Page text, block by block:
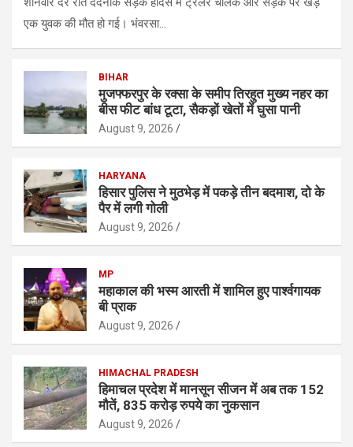
एक युवक की मौत हो गई। भंवरसा…
BIHAR
मुजफ्फरपुर के रक्सा के समीप तिरहुत मुख्य नहर का
बीस फीट बांध टूटा, सैकड़ों खेतों में घुसा पानी
August 9, 2026
HARYANA
हिसार पुलिस ने मुठभेड़ में पकड़े तीन बदमाश, दो के
पैर में लगी गोली
August 9, 2026
MP
महाकाल की भस्म आरती में शामिल हुए पार्श्वगायक
बी प्राक
August 9, 2026
HIMACHAL PRADESH
हिमाचल प्रदेश में मानसून सीजन में अब तक 152
मौतें, 835 करोड़ रुपये का नुकसान
August 9, 2026